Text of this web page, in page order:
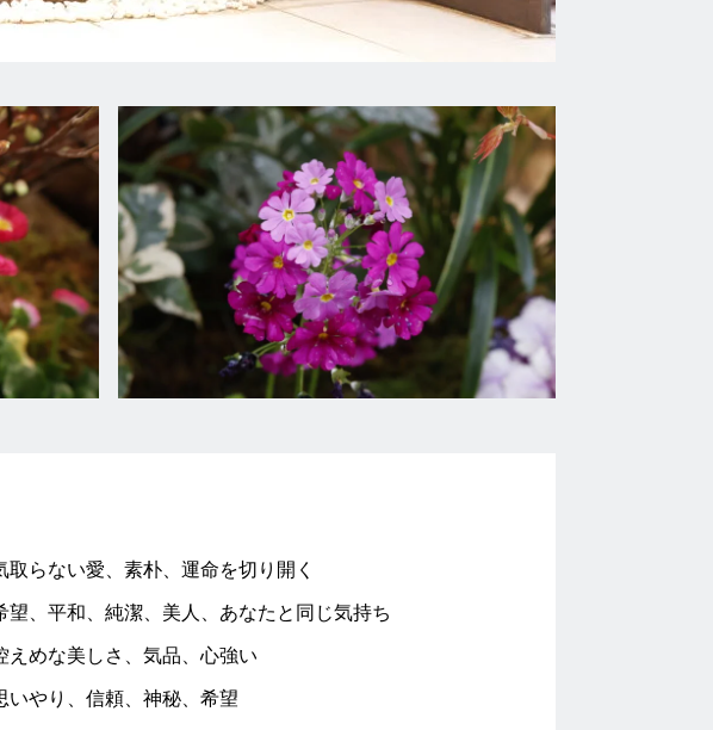
らない愛、素朴、運命を切り開く
望、平和、純潔、美人、あなたと同じ気持ち
えめな美しさ、気品、心強い
いやり、信頼、神秘、希望